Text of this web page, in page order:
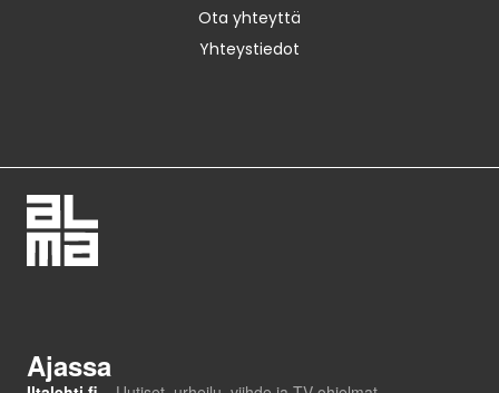
Ota yhteyttä
Yhteystiedot